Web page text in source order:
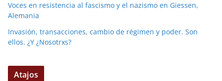
Voces en resistencia al fascismo y el nazismo en Giessen,
Alemania
Invasión, transacciones, cambio de régimen y poder. Son
ellos. ¿Y ¿Nosotrxs?
Atajos